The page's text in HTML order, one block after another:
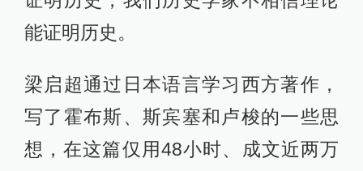
思，与达尔文、赫胥黎根据生物学所
建立的“进化论”，没有太多关系。
1902年3月起，梁启超在《新民丛报》
连载其著作《论中国学术思想变迁之
大势》，至12月，刊出该著最后一